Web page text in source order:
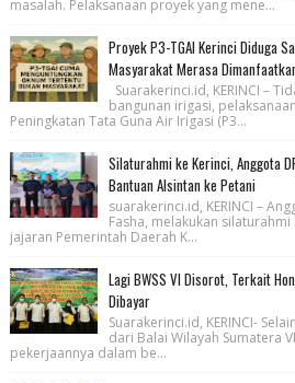
masalah. Pelaksanaan proyek yang mene...
Proyek P3-TGAI Kerinci Diduga
Masyarakat Merasa
Suarakerinci.id, KERINCI –
bangunan irigasi,
Peningkatan Tata Guna Air Irigasi (P3...
Silaturahmi ke Kerinci, Anggota
Bantuan Alsintan ke Petani
suarakerinci.id, KERINCI –
Fasha, melakukan
jajaran Pemerintah Daerah K...
Lagi BWSS VI Disorot, Terkait
Dibayar
Suarakerinci.id, KERINCI-
dari Balai Wilayah Sumatera
pekerjaannya dalam be...